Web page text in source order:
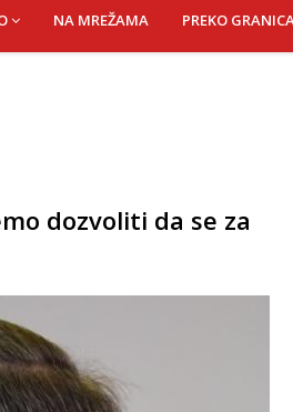
NA MREŽAMA PREKO
dozvoliti da se za